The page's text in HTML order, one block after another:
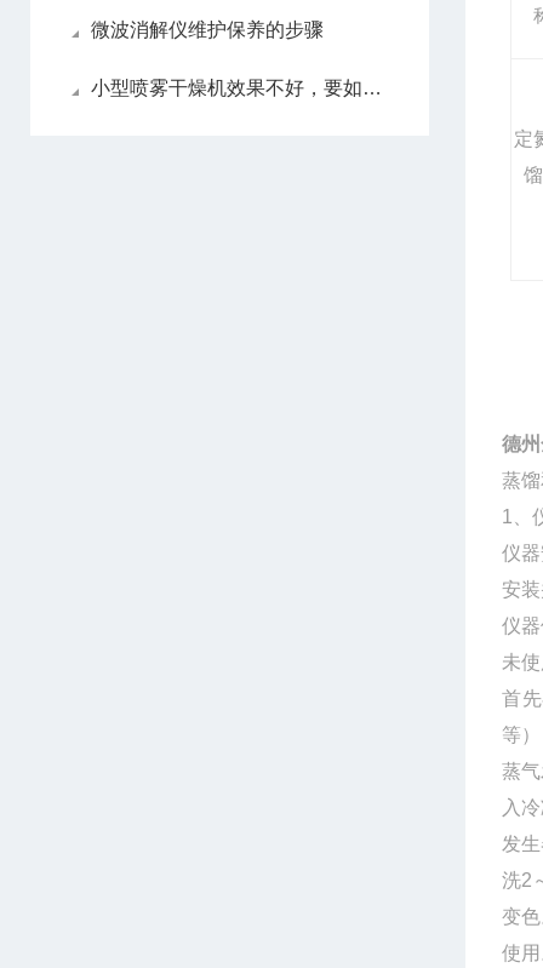
微波消解仪维护保养的步骤
小型喷雾干燥机效果不好，要如何解决
定
德
蒸
1、
仪
安
仪
未
首
等
蒸
入
发
洗2
变
使